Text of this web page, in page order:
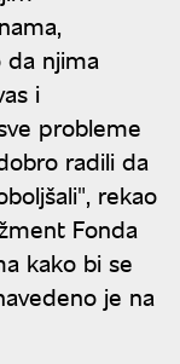
da njima
i
probleme
radili da
rekao
Fonda
kako bi se
je na